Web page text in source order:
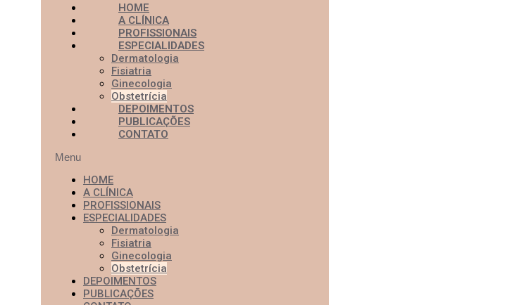
HOME
A CLÍNICA
PROFISSIONAIS
ESPECIALIDADES
Dermatologia
Fisiatria
Ginecologia
Obstetrícia
DEPOIMENTOS
PUBLICAÇÕES
CONTATO
Menu
HOME
A CLÍNICA
PROFISSIONAIS
ESPECIALIDADES
Dermatologia
Fisiatria
Ginecologia
Obstetrícia
DEPOIMENTOS
PUBLICAÇÕES